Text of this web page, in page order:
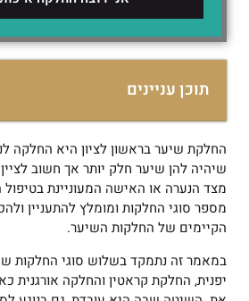
תוכן עניינים
החלקת שיער בראשון לציון היא החלקה
שיהיה להן שיער חלק יותר אך חשוב
מצד הנערה או האישה המעוניינת
מספר סוגי החלקות ומומלץ להתעניין
הקיימים של החלקות השיער.
במאמר זה נתמקד בשלוש סוגי החלקות
יפנית, החלקת קראטין והחלקה אורגנית